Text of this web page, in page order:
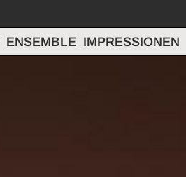
ENSEMBLE IMPRESSIONEN